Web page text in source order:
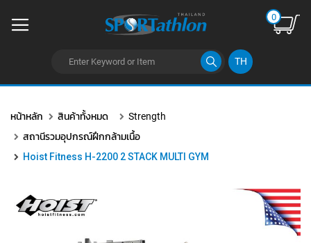
TH
0
ยัง
เนื้อหา
หน้าหลัก สินค้าทั้งหมด
Strength
สถานีรวมอุปกรณ์ฝึกกล้ามเนื้อ
Hoist Fitness H-2200 2 STACK MULTI GYM